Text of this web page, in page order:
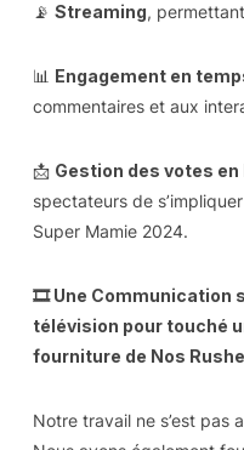
📡 Streaming,
📊 Engagement en
commentaires et aux
📩 Gestion des votes en
spectateurs de
Super Mamie 2024.
🎞 Une Communication
télévision pour touché
fourniture de Nos
Notre travail ne s’est pas